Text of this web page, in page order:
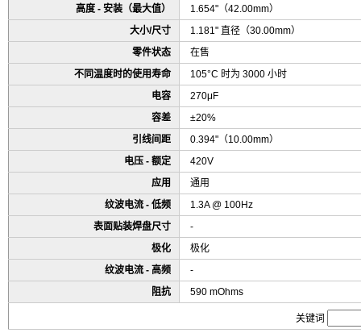
高度 - 安装（最大值）
1.654"（42.00mm）
大小/尺寸
1.181" 直径（30.00mm）
零件状态
在售
不同温度时的使用寿命
105°C 时为 3000 小时
电容
270μF
容差
±20%
引线间距
0.394"（10.00mm）
电压 - 额定
420V
应用
通用
纹波电流 - 低频
1.3A @ 100Hz
表面贴装焊盘尺寸
-
极化
极化
纹波电流 - 高频
-
阻抗
590 mOhms
关键词